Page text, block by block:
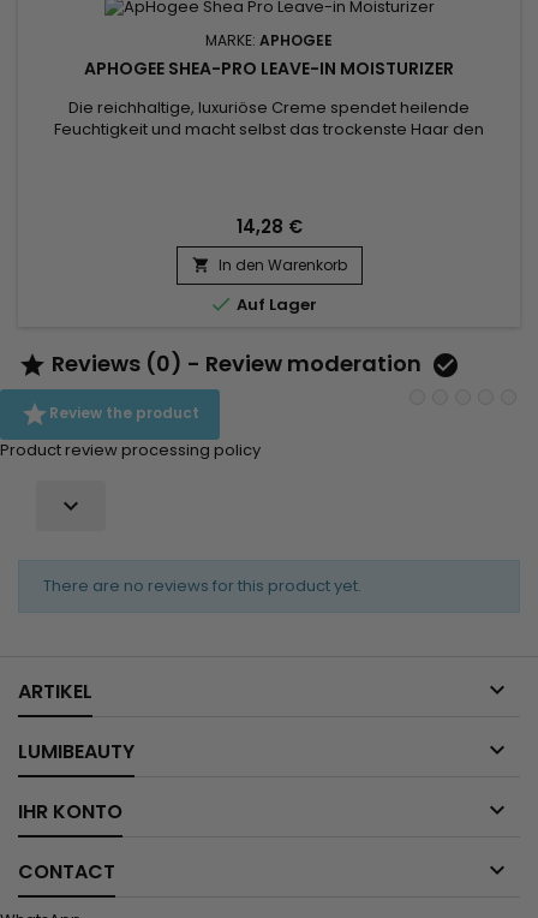
MARKE: APHOGEE
APHOGEE SHEA-PRO LEAVE-IN MOISTURIZER
Die reichhaltige, luxuriöse Creme spendet heilende
Feuchtigkeit und macht selbst das trockenste Haar den
Moisturizer lässt das Haar mit Sheabutter,
Sonnenblumenkernöl, pflanzlichen Proteinen...
14,28 €
 In den Warenkorb
 Auf Lager
 Reviews (0) - Review moderation 
Review the product
Product review processing policy

There are no reviews for this product yet.
ARTIKEL 
LUMIBEAUTY 
IHR KONTO 
CONTACT 